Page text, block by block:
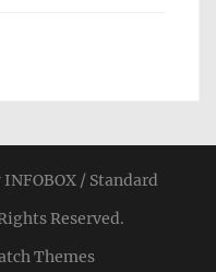
/ Standard
Reserved.
Themes